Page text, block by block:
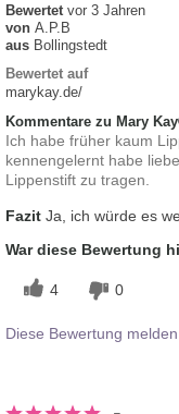
Bewertet vor 3 Jahren
von A.P.B
aus Bollingstedt
Bewertet auf
marykay.de/
Kommentare zu Mary
Ich habe früher kaum
kennengelernt habe
Lippenstift zu tragen.
Fazit Ja, ich würde es
War diese Bewertung
4 0
Diese Bewertung melden